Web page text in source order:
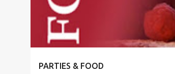
PARTIES & FOOD